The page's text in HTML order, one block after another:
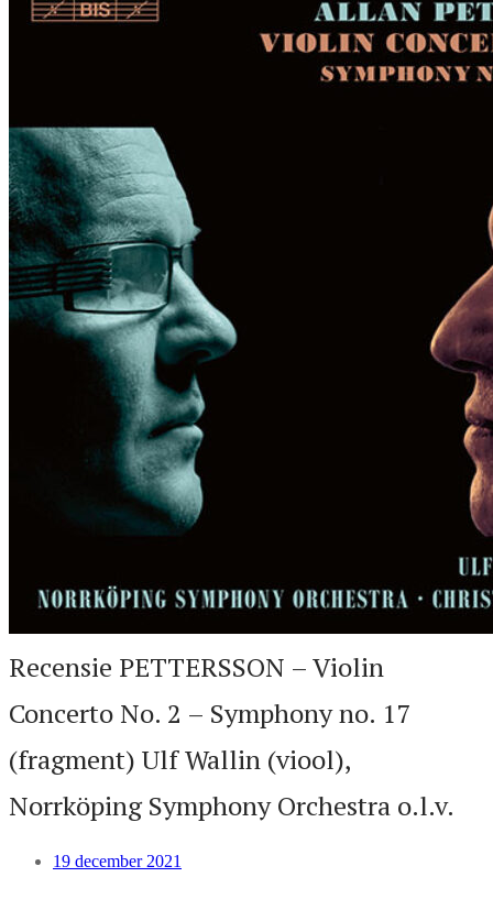
Recensie PETTERSSON – Violin
Concerto No. 2 – Symphony no. 17
(fragment) Ulf Wallin (viool),
Norrköping Symphony Orchestra o.l.v.
19 december 2021